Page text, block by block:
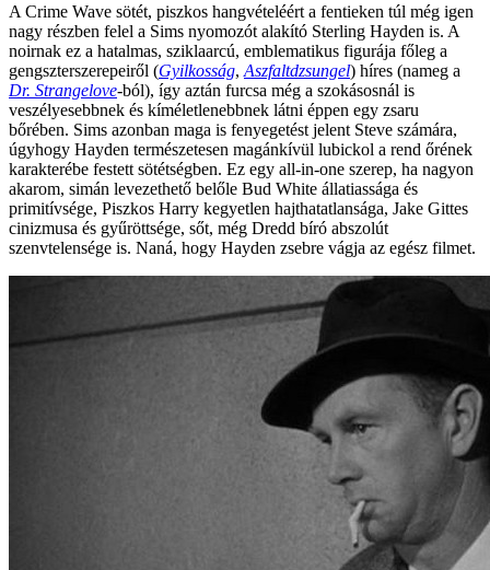
A Crime Wave sötét, piszkos hangvételéért a fentieken túl még igen
nagy részben felel a Sims nyomozót alakító Sterling Hayden is. A
noirnak ez a hatalmas, sziklaarcú, emblematikus figurája főleg a
gengszterszerepeiről (Gyilkosság, Aszfaltdzsungel) híres (nameg a
Dr. Strangelove-ból), így aztán furcsa még a szokásosnál is
veszélyesebbnek és kíméletlenebbnek látni éppen egy zsaru
bőrében. Sims azonban maga is fenyegetést jelent Steve számára,
úgyhogy Hayden természetesen magánkívül lubickol a rend őrének
karakterébe festett sötétségben. Ez egy all-in-one szerep, ha nagyon
akarom, simán levezethető belőle Bud White állatiassága és
primitívsége, Piszkos Harry kegyetlen hajthatatlansága, Jake Gittes
cinizmusa és gyűröttsége, sőt, még Dredd bíró abszolút
szenvtelensége is. Naná, hogy Hayden zsebre vágja az egész filmet.